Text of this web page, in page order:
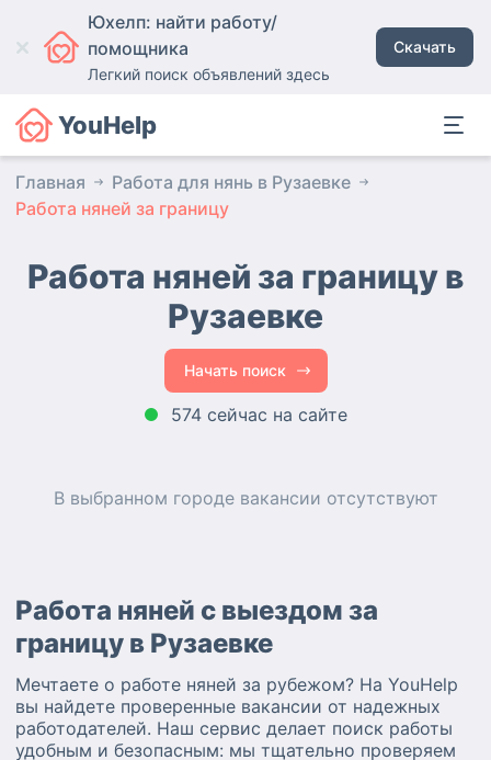
Юхелп: найти работу/
помощника
Легкий поиск объявлений здесь
Скачать
YouHelp
Главная
Работа для нянь в Рузаевке
Работа няней за границу
Работа няней за границу в
Рузаевке
Начать поиск
574 сейчас на сайте
В выбранном городе вакансии отсутствуют
Работа няней с выездом за
границу в Рузаевке
Мечтаете о работе няней за рубежом? На YouHelp
вы найдете проверенные вакансии от надежных
работодателей. Наш сервис делает поиск работы
удобным и безопасным: мы тщательно проверяем